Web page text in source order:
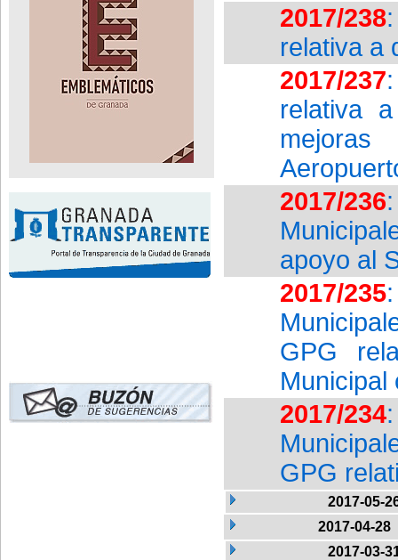
2017/238
relativa a
2017/237
relativa
2017/236
apoyo al
2017/235
GPG
Municipal
2017/234
GPG
2017-05-
2017-04-28
2017-03-